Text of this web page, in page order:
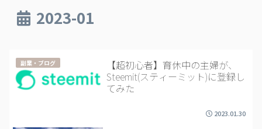
2023-01
副業・ブログ
【超初心者】育休中の主婦が、
Steemit(スティーミット)に登録し
てみた
2023.01.30